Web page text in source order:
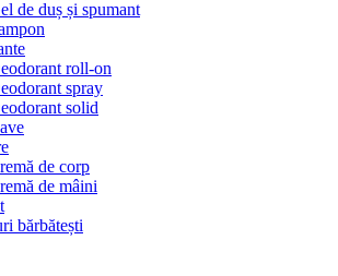
de duș și spumant
roll-on
spray
solid
de corp
de mâini
bărbătești